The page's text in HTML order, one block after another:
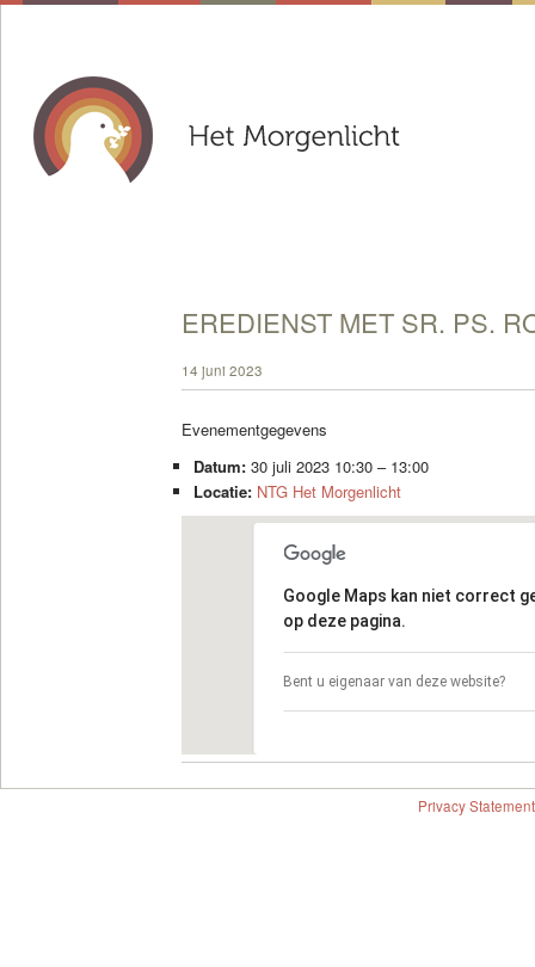
EREDIENST MET SR. PS.
14 juni 2023
Evenementgegevens
Datum: 30 juli 2023 10:30– 13:00
Locatie: NTG Het Morgenlicht
Google Maps kan niet correct
op deze pagina.
Bent u eigenaar van deze website?
Privacy Statement